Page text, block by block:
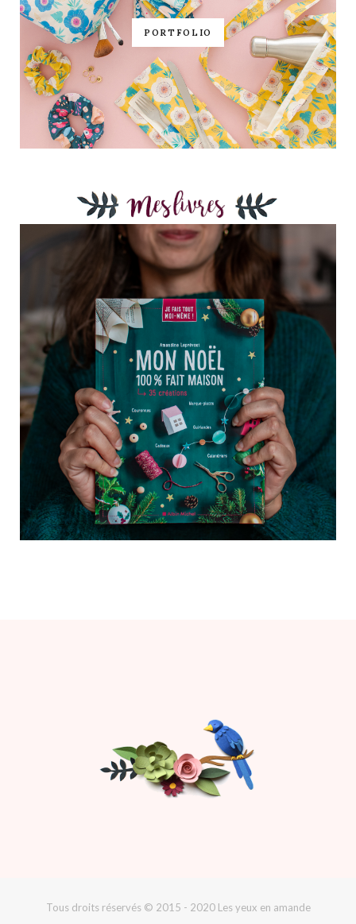
PORTFOLIO
Tous droits réservés © 2015 - 2020 Les yeux en amande